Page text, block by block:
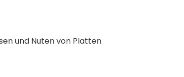
und Nuten von Platten